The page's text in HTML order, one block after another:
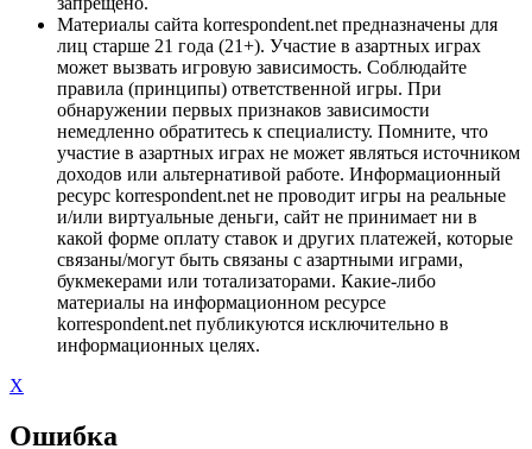
Материалы сайта korrespondent.net предназначены для
лиц старше 21 года (21+). Участие в азартных играх
может вызвать игровую зависимость. Соблюдайте
правила (принципы) ответственной игры. При
обнаружении первых признаков зависимости
немедленно обратитесь к специалисту. Помните, что
участие в азартных играх не может являться источником
доходов или альтернативой работе. Информационный
ресурс korrespondent.net не проводит игры на реальные
и/или виртуальные деньги, сайт не принимает ни в
какой форме оплату ставок и других платежей, которые
связаны/могут быть связаны с азартными играми,
букмекерами или тотализаторами. Какие-либо
материалы на информационном ресурсе
korrespondent.net публикуются исключительно в
информационных целях.
X
Ошибка